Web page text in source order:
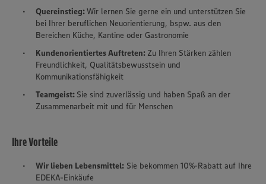
Quereinstieg:Wir lernen Sie gerne ein und unterstützen Sie
bei Ihrer beruflichen Neuorientierung, bspw. aus den
Bereichen Küche, Kantine oder Gastronomie
Kundenorientiertes Auftreten: Zu Ihren Stärken zählen
Freundlichkeit, Qualitätsbewusstsein und
Kommunikationsfähigkeit
Teamgeist: Sie sind zuverlässig und haben Spaß an der
Zusammenarbeit mit und für Menschen
Ihre Vorteile
Wir lieben Lebensmittel: Sie bekommen 10%-Rabatt auf Ihre
EDEKA-Einkäufe